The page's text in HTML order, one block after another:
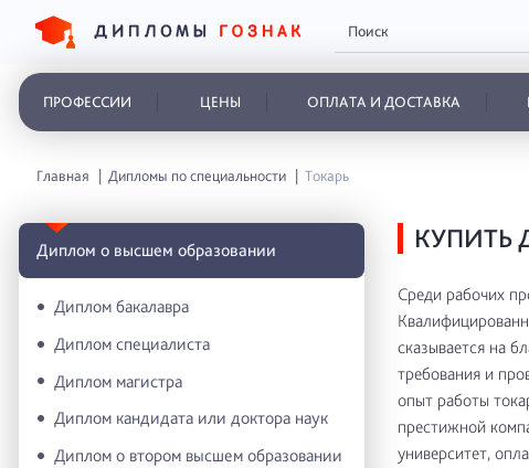
ПРОФЕССИИ ЦЕНЫ ОПЛАТА И ДОСТАВКА
Главная Дипломы по специальности Токарь
Диплом о высшем образовании
Диплом бакалавра
Диплом специалиста
Диплом магистра
Диплом кандидата или доктора наук
Диплом о втором высшем образовании
КУПИТЬ
Среди рабочих
сказывается на
требования и
опыт работы
престижной
университет,